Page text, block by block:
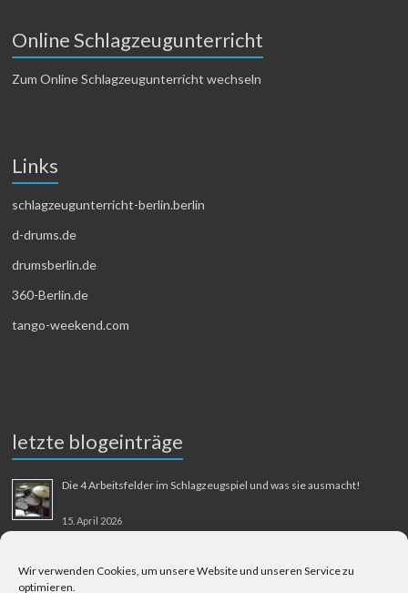
Wir verwenden Cookies, um unsere Website und unseren Service zu
optimieren.
Online Schlagzeugunterricht
Zum Online Schlagzeugunterricht wechseln
Links
schlagzeugunterricht-berlin.berlin
d-drums.de
drumsberlin.de
360-Berlin.de
tango-weekend.com
letzte blogeinträge
Die 4 Arbeitsfelder im Schlagzeugspiel und was sie ausmacht!
15. April 2026